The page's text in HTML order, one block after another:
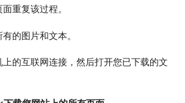
重复该过程。
的图片和文本。
的互联网连接，然后打开您已下载的文